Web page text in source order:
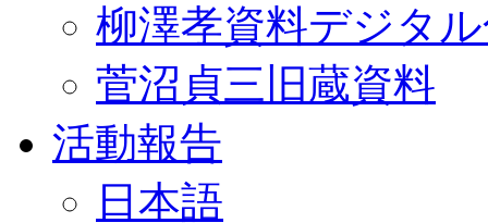
柳澤孝資料デジタ
菅沼貞三旧蔵資料
活動報告
日本語